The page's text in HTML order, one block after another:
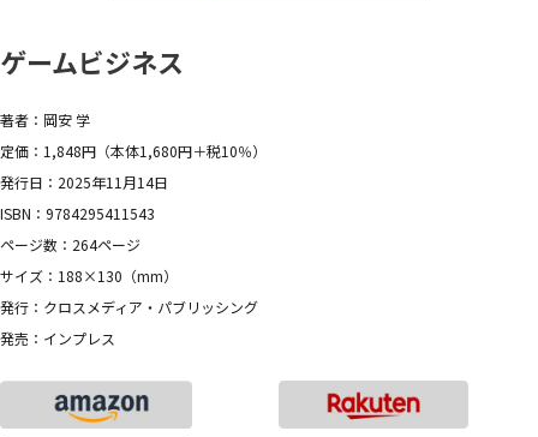
ゲームビジネス
著者：岡安 学
定価：1,848円（本体1,680円＋税10％）
発行日：2025年11月14日
ISBN：9784295411543
ページ数：264ページ
サイズ：188×130（mm）
発行：クロスメディア・パブリッシング
発売：インプレス